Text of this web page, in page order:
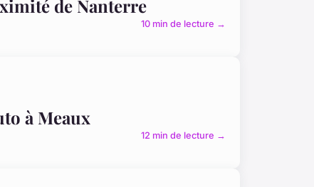
de Nanterre
10 min de lecture →
à Meaux
12 min de lecture →